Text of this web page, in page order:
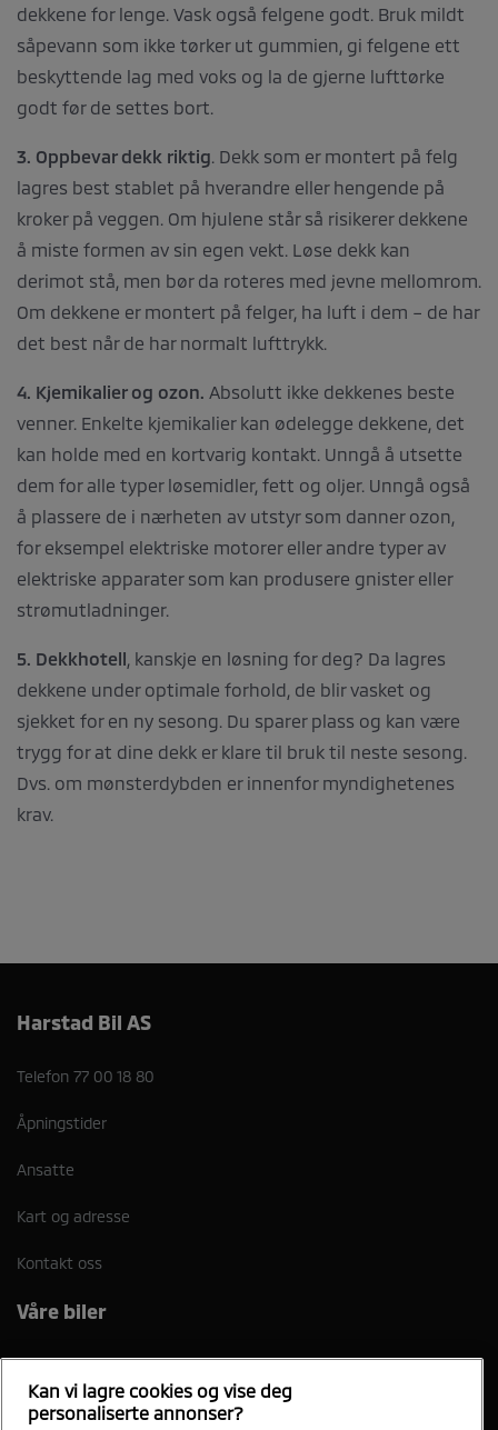
dekkene for lenge. Vask også felgene godt. Bruk mildt
såpevann som ikke tørker ut gummien, gi felgene ett
beskyttende lag med voks og la de gjerne lufttørke
godt før de settes bort.
3. Oppbevar dekk riktig. Dekk som er montert på felg
lagres best stablet på hverandre eller hengende på
kroker på veggen. Om hjulene står så risikerer dekkene
å miste formen av sin egen vekt. Løse dekk kan
derimot stå, men bør da roteres med jevne mellomrom.
Om dekkene er montert på felger, ha luft i dem – de har
det best når de har normalt lufttrykk.
4. Kjemikalier og ozon. Absolutt ikke dekkenes beste
venner. Enkelte kjemikalier kan ødelegge dekkene, det
kan holde med en kortvarig kontakt. Unngå å utsette
dem for alle typer løsemidler, fett og oljer. Unngå også
å plassere de i nærheten av utstyr som danner ozon,
for eksempel elektriske motorer eller andre typer av
elektriske apparater som kan produsere gnister eller
strømutladninger.
5. Dekkhotell, kanskje en løsning for deg? Da lagres
dekkene under optimale forhold, de blir vasket og
sjekket for en ny sesong. Du sparer plass og kan være
trygg for at dine dekk er klare til bruk til neste sesong.
Dvs. om mønsterdybden er innenfor myndighetenes
krav.
Harstad Bil AS
Telefon 77 00 18 80
Åpningstider
Ansatte
Kart og adresse
Kontakt oss
Våre biler
Nye Outlander PHEV Nye Eclipse Cross EV
Kan vi lagre cookies og vise deg
personaliserte annonser?